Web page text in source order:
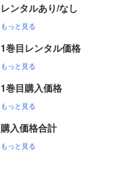
レンタルあり/なし
もっと見る
1巻目レンタル価格
もっと見る
1巻目購入価格
もっと見る
購入価格合計
もっと見る